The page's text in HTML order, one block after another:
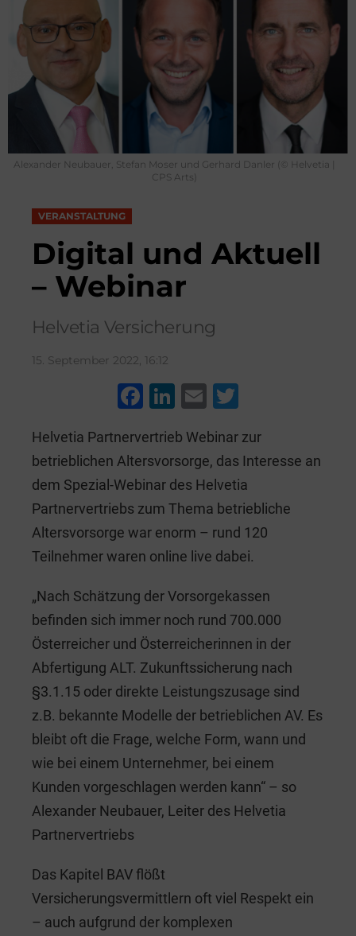
Alexander Neubauer, Stefan Moser und Gerhard Danler (© Helvetia |
CPS Arts)
VERANSTALTUNG
Digital und Aktuell
– Webinar
Helvetia Versicherung
15. September 2022, 16:12
F
c
e
b
o
o
Li
k
e
dI
n
E
ai
l
tt
er
Helvetia Partnervertrieb Webinar zur
betrieblichen Altersvorsorge, das Interesse an
dem Spezial-Webinar des Helvetia
Partnervertriebs zum Thema betriebliche
Altersvorsorge war enorm – rund 120
Teilnehmer waren online live dabei.
„Nach Schätzung der Vorsorgekassen
befinden sich immer noch rund 700.000
Österreicher und Österreicherinnen in der
Abfertigung ALT. Zukunftssicherung nach
§3.1.15 oder direkte Leistungszusage sind
z.B. bekannte Modelle der betrieblichen AV. Es
bleibt oft die Frage, welche Form, wann und
wie bei einem Unternehmer, bei einem
Kunden vorgeschlagen werden kann“ – so
Alexander Neubauer, Leiter des Helvetia
Partnervertriebs
Das Kapitel BAV flößt
Versicherungsvermittlern oft viel Respekt ein
– auch aufgrund der komplexen